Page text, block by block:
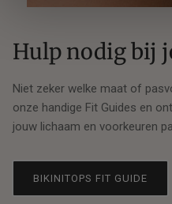
Hulp nodig bij
Niet zeker welke maat of
onze handige Fit Guides en
jouw lichaam en voorkeuren
BIKINITOPS FIT GUIDE